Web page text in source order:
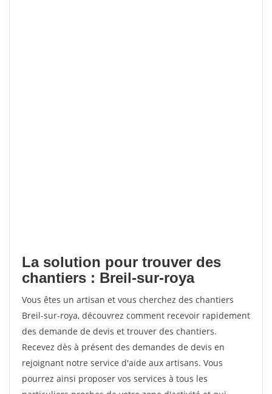
La solution pour trouver des
chantiers : Breil-sur-roya
Vous êtes un artisan et vous cherchez des chantiers
Breil-sur-roya, découvrez comment recevoir rapidement
des demande de devis et trouver des chantiers.
Recevez dès à présent des demandes de devis en
rejoignant notre service d'aide aux artisans. Vous
pourrez ainsi proposer vos services à tous les